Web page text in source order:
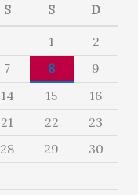
S S D
1
2
7 8
9
14 15
16
21 22
23
28 29
30